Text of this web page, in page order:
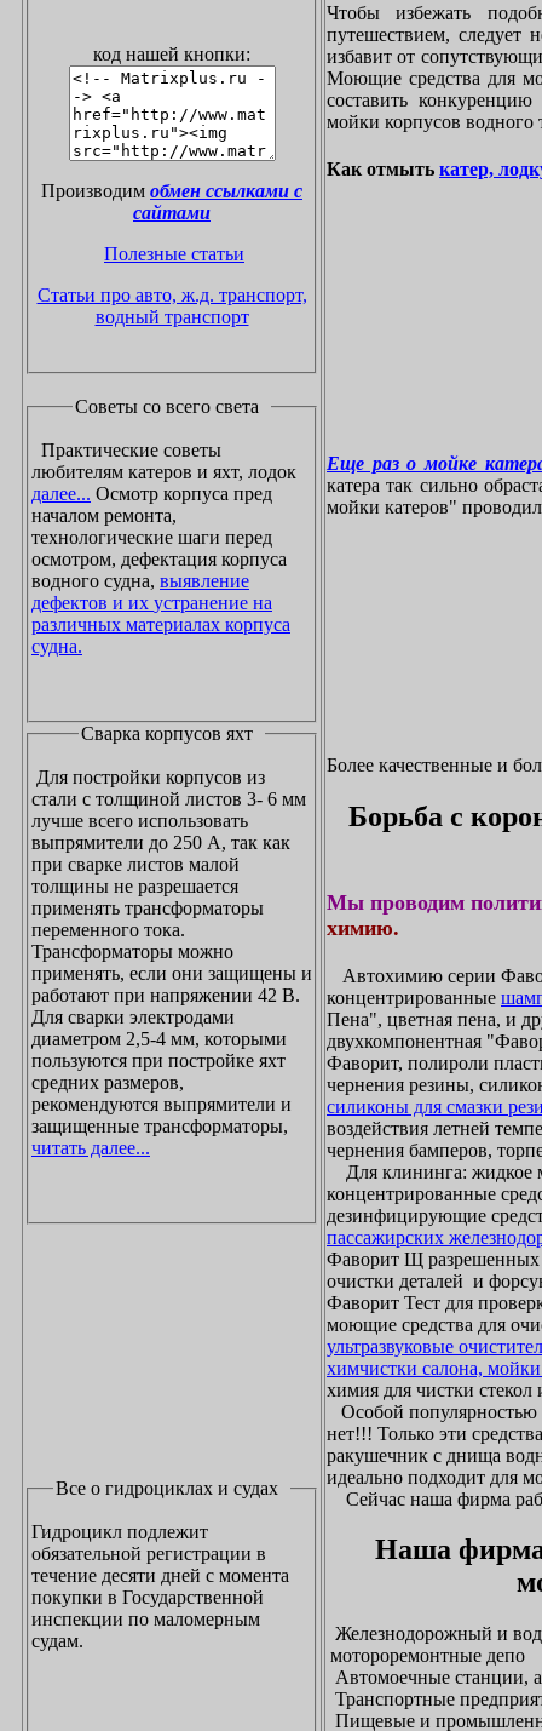
код нашей кнопки:
Производим обмен ссылками с
сайтами
Полезные статьи
Статьи про авто, ж.д. транспорт,
водный транспорт
Советы со всего света
Практические советы
любителям катеров и яхт, лодок
далее... Осмотр корпуса пред
началом ремонта,
технологические шаги перед
осмотром, дефектация корпуса
водного судна, выявление
дефектов и их устранение на
различных материалах корпуса
судна.
Сварка корпусов яхт
Для постройки корпусов из
стали с толщиной листов 3- 6 мм
лучше всего использовать
выпрямители до 250 А, так как
при сварке листов малой
толщины не разрешается
применять трансформаторы
переменного тока.
Трансформаторы можно
применять, если они защищены и
работают при напряжении 42 В.
Для сварки электродами
диаметром 2,5-4 мм, которыми
пользуются при постройке яхт
средних размеров,
рекомендуются выпрямители и
защищенные трансформаторы,
читать далее...
Все о гидроциклах и судах
Гидроцикл подлежит
обязательной регистрации в
течение десяти дней с момента
покупки в Государственной
инспекции по маломерным
судам.
Чтобы избежать
путешествием, следует
избавит от
Моющие средства для
составить
мойки корпусов водного
Как отмыть катер,
Еще раз о мойке
катера так сильно
мойки катеров"
Более качественные и
Борьба с
Мы проводим
химию.
Автохимию серии
концентрированные
Пена", цветная пена, и
двухкомпонентная
Фаворит, полироли
чернения резины,
силиконы для смазки
воздействия летней
чернения бамперов,
Для клининга: жидкое
концентрированные
дезинфицирующие
пассажирских
Фаворит Щ
очистки деталей и
Фаворит Тест для
моющие средства для
ультразвуковые
химчистки салона,
химия для чистки стекол
Особой популярностью
нет!!! Только эти
ракушечник с днища
идеально подходит для
Сейчас наша фирма
Наша фирма
Железнодорожный и
мотороремонтные депо
Автомоечные станции,
Транспортные
Пищевые и